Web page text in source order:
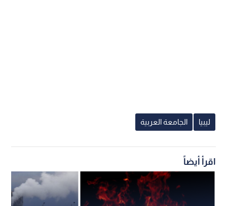
ليبيا الجامعة العربية
اقرأ أيضاً